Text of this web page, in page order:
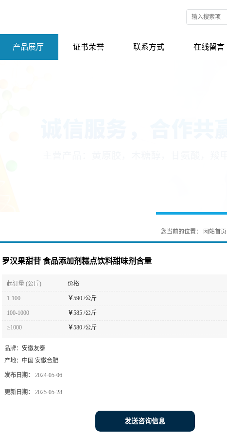
产品展厅 证书荣誉 联系方式 在线留言
您当前的位置： 网站首页
罗汉果甜苷 食品添加剂糕点饮料甜味剂含量
起订量 (公斤) 价格
1-100 ￥590 /公斤
100-1000 ￥585 /公斤
≥1000 ￥580 /公斤
品牌： 安徽友泰
产地： 中国 安徽合肥
发布日期： 2024-05-06
更新日期： 2025-05-28
发送咨询信息